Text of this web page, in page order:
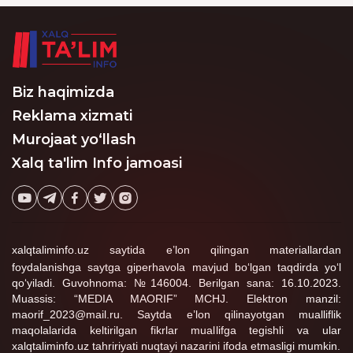
bo‘ladi.
Biz haqimizda
Reklama xizmati
Murojaat yo‘llash
Xalq ta'lim Info jamoasi
xalqtaliminfo.uz saytida e’lon qilingan materiallardan
foydalanishga saytga giperhavola mavjud bo‘lgan taqdirda yo‘l
qo‘yiladi. Guvohnoma: №146004. Berilgan sana: 16.10.2023.
Muassis: “MEDIA MAORIF” MCHJ. Elektron manzil:
maorif_2023@mail.ru. Saytda e’lon qilinayotgan mualliflik
maqolalarida keltirilgan fikrlar muallifga tegishli va ular
xalqtaliminfo.uz tahririyati nuqtayi nazarini ifoda etmasligi mumkin.